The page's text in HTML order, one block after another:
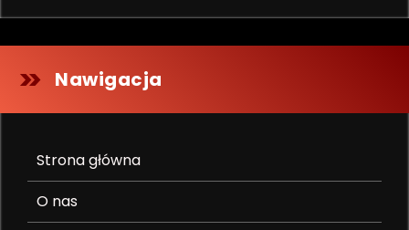
Nawigacja
Strona główna
O nas